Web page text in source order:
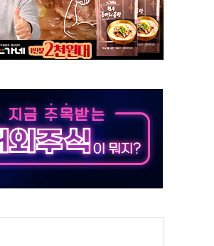
·모빌리티 구체화
샌디스크·피그마·앱러빈↓
개정 논의"
턴디지털·샌디스크↓
세